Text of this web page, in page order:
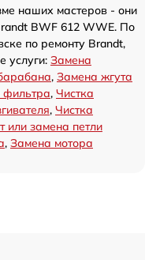
наших мастеров - они
BWF 612 WWE. По
по ремонту Brandt,
услуги: Замена
, Замена жгута
фильтра, Чистка
, Чистка
или замена петли
, Замена мотора